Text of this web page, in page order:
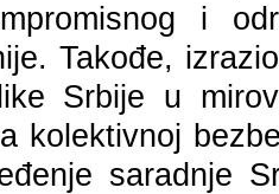
i
Takođe,
Srbije u
kolektivnoj
saradnje